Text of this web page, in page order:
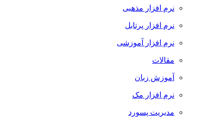
نرم افزار مذهبی
نرم افزار پرتابل
نرم افزار آموزشی
مقالات
آموزش زبان
نرم افزار مک
مدیریت پسورد